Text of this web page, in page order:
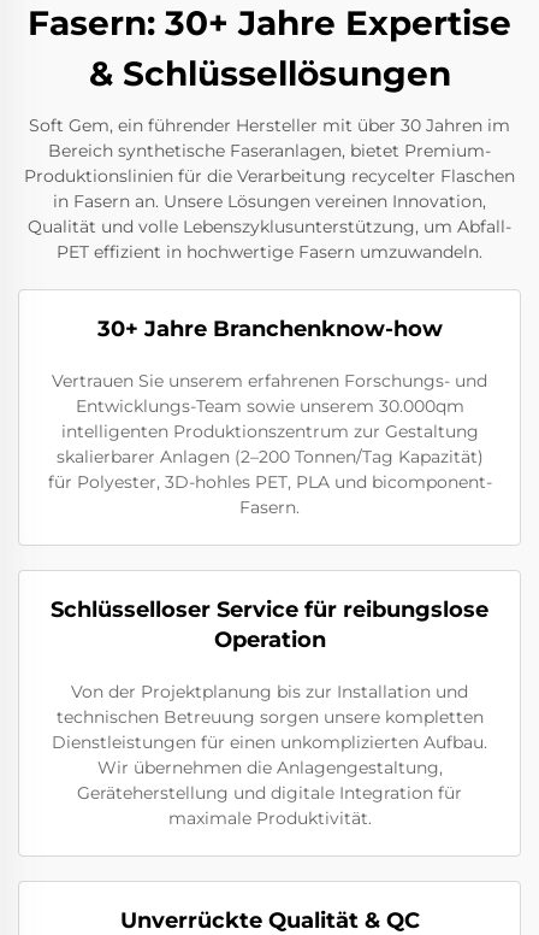
Fasern: 30+ Jahre Expertise
& Schlüssellösungen
Soft Gem, ein führender Hersteller mit über 30 Jahren im
Bereich synthetische Faseranlagen, bietet Premium-
Produktionslinien für die Verarbeitung recycelter Flaschen
in Fasern an. Unsere Lösungen vereinen Innovation,
Qualität und volle Lebenszyklusunterstützung, um Abfall-
PET effizient in hochwertige Fasern umzuwandeln.
30+ Jahre Branchenknow-how
Vertrauen Sie unserem erfahrenen Forschungs- und
Entwicklungs-Team sowie unserem 30.000qm
intelligenten Produktionszentrum zur Gestaltung
skalierbarer Anlagen (2–200 Tonnen/Tag Kapazität)
für Polyester, 3D-hohles PET, PLA und bicomponent-
Fasern.
Schlüsselloser Service für reibungslose
Operation
Von der Projektplanung bis zur Installation und
technischen Betreuung sorgen unsere kompletten
Dienstleistungen für einen unkomplizierten Aufbau.
Wir übernehmen die Anlagengestaltung,
Geräteherstellung und digitale Integration für
maximale Produktivität.
Unverrückte Qualität & QC